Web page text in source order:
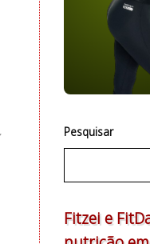
Pesquisar
Fitzei e